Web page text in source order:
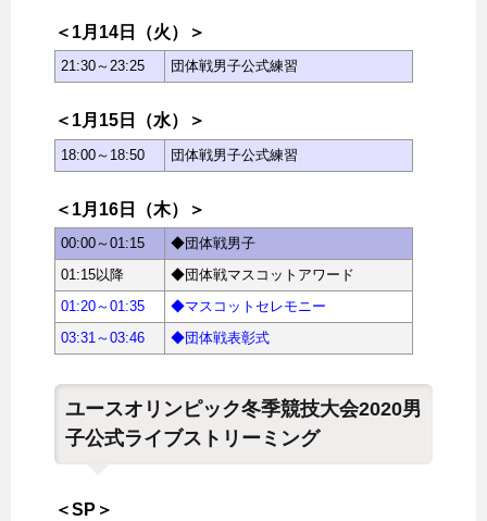
＜1月14日（火）＞
21:30～23:25 団体戦男子公式練習
＜1月15日（水）＞
18:00～18:50 団体戦男子公式練習
＜1月16日（木）＞
00:00～01:15
◆団体戦男子
01:15以降
◆団体戦マスコットアワード
01:20～01:35
◆マスコットセレモニー
03:31～03:46
◆団体戦表彰式
ユースオリンピック冬季競技大会2020男
子公式ライブストリーミング
＜SP＞